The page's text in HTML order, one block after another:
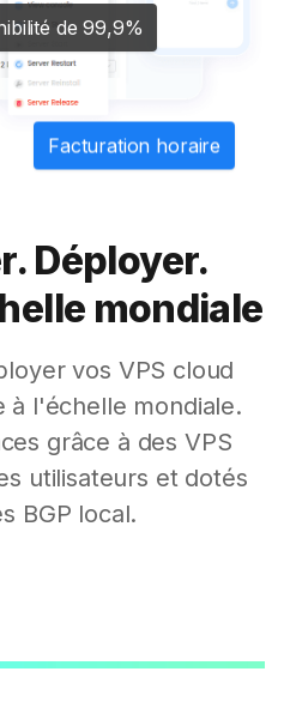
de 99,9%
Facturation horaire
Déployer.
mondiale
vos VPS cloud
à l'échelle mondiale.
grâce à des VPS
utilisateurs et dotés
BGP local.